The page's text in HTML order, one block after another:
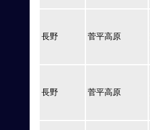
長野 菅平高原
長野 菅平高原